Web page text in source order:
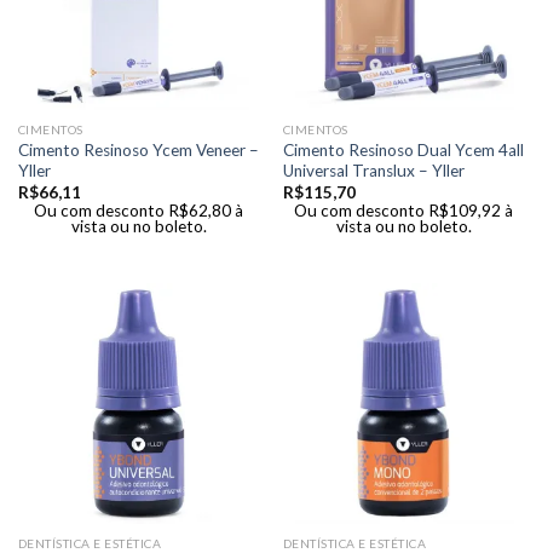
CIMENTOS
Cimento Resinoso Ycem Veneer –
Yller
R$66,11
Ou com desconto R$62,80à
vista ou no boleto.
CIMENTOS
Cimento Resinoso Dual Ycem 4all
Universal Translux – Yller
R$115,70
Ou com desconto R$109,92 à
vista ou no boleto.
DENTÍSTICA E ESTÉTICA DENTÍSTICA E ESTÉTICA